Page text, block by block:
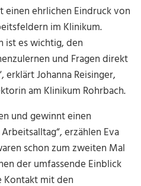
ehrlichen Eindruck von
im Klinikum.
ist es wichtig, den
und Fragen direkt
erklärt Johanna Reisinger,
am Klinikum Rohrbach.
und gewinnt einen
erzählen Eva
schon zum zweiten Mal
der umfassende Einblick
Kontakt mit den